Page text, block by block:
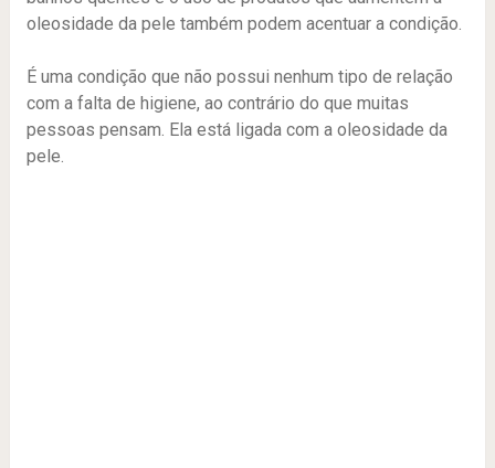
oleosidade da pele também podem acentuar a condição.
É uma condição que não possui nenhum tipo de relação
com a falta de higiene, ao contrário do que muitas
pessoas pensam. Ela está ligada com a oleosidade da
pele.